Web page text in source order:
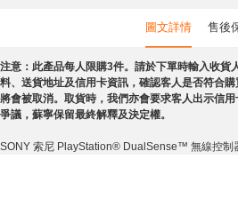
圖文詳情 售後
注意：此產品每人限購3件。請於下單時輸入收貨
料、送貨地址及信用卡資訊，確認客人是否符合
將會被取消。取貨時，我們亦會要求客人出示信
爭議，蘇寧保留最終解釋及決定權。
SONY 索尼 PlayStation® DualSense™ 無線控制